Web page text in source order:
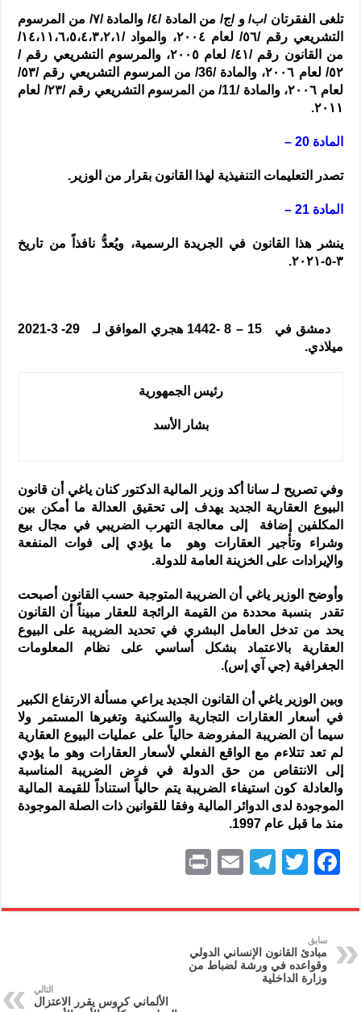
تلغى الفقرتان /ب/ و /ج/ من المادة /٤/ والمادة /٧/ من المرسوم
التشريعي رقم /٥٦/ لعام ٢٠٠٤، والمواد /١٤،١١،٦،٥،٤،٣،٢،١/
من القانون رقم /٤١/ لعام٢٠٠٥، والمرسوم التشريعي رقم /
٥٢/ لعام ٢٠٠٦، والمادة /36/ من المرسوم التشريعي رقم /٥٣/
لعام ٢٠٠٦، والمادة /11/ من المرسوم التشريعي رقم / ٢٣/ لعام
٢٠١١.
المادة 20 –
تصدر التعليمات التنفيذية لهذا القانون بقرار من الوزير.
المادة 21 –
ينشر هذا القانون في الجريدة الرسمية، ويُعدُّ نافذاً من تاريخ
٣-٥-٢٠٢١
.
دمشق في 15 – 8 -1442 هجري الموافق لـ 29- 3-2021
ميلادي.
رئيس الجمهورية
بشار الأسد
وفي تصريح لـ سانا أكد وزير المالية الدكتور كنان ياغي أن قانون
البيوع العقارية الجديد يهدف إلى تحقيق العدالة ما أمكن بين
المكلفين إضافة إلى معالجة التهرب الضريبي في مجال بيع
وشراء وتأجير العقارات وهو ما يؤدي إلى فوات المنفعة
والإيرادات على الخزينة العامة للدولة.
وأوضح الوزير ياغي أن الضريبة المتوجبة حسب القانون أصبحت
تقدر بنسبة محددة من القيمة الرائجة للعقار مبيناً أن القانون
يحد من تدخل العامل البشري في تحديد الضريبة على البيوع
العقارية بالاعتماد بشكل أساسي على نظام المعلومات
الجغرافية (جي آي إس).
وبين الوزير ياغي أن القانون الجديد يراعي مسألة الارتفاع الكبير
في أسعار العقارات التجارية والسكنية وتغيرها المستمر ولا
سيما أن الضريبة المفروضة حالياً على عمليات البيوع العقارية
لم تعد تتلاءم مع الواقع الفعلي لأسعار العقارات وهو ما يؤدي
إلى الانتقاص من حق الدولة في فرض الضريبة المناسبة
والعادلة كون استيفاء الضريبة يتم حالياً استناداً للقيمة المالية
الموجودة لدى الدوائر المالية وفقا للقوانين ذات الصلة الموجودة
منذ ما قبل عام 1997.
F
c
e
b
o
T
itt
er
T
e
gr
a
E
ai
l
nt
سابق
مبادئ القانون الإنساني الدولي
وقواعده في ورشة لضباط من
وزارة الداخلية
التالي
الألماني كروس يقرر الاعتزال